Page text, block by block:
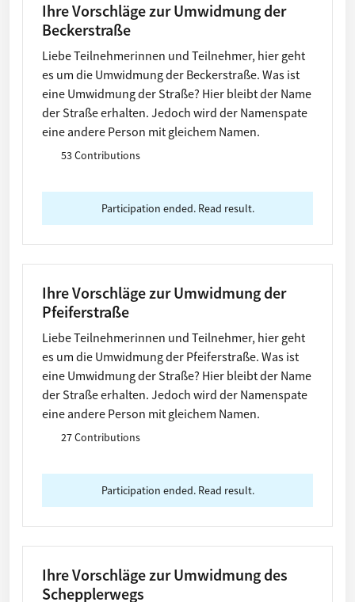
Ihre Vorschläge zur Umwidmung der
Beckerstraße
Liebe Teilnehmerinnen und Teilnehmer, hier geht
es um die Umwidmung der Beckerstraße. Was ist
eine Umwidmung der Straße? Hier bleibt der Name
der Straße erhalten. Jedoch wird der Namenspate
eine andere Person mit gleichem Namen.
53 Contributions
Participation ended. Read result.
Ihre Vorschläge zur Umwidmung der
Pfeiferstraße
Liebe Teilnehmerinnen und Teilnehmer, hier geht
es um die Umwidmung der Pfeiferstraße. Was ist
eine Umwidmung der Straße? Hier bleibt der Name
der Straße erhalten. Jedoch wird der Namenspate
eine andere Person mit gleichem Namen.
27 Contributions
Participation ended. Read result.
Ihre Vorschläge zur Umwidmung des
Schepplerwegs